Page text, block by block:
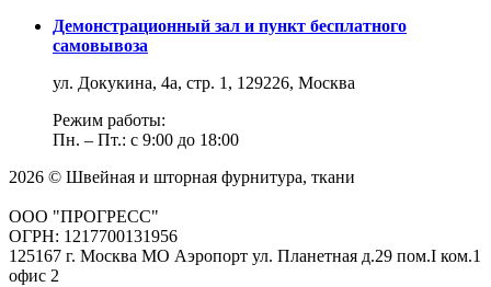
Демонстрационный зал и пункт бесплатного
самовывоза
ул. Докукина, 4а, стр. 1, 129226, Москва
Режим работы:
Пн. – Пт.: с 9:00 до 18:00
2026 © Швейная и шторная фурнитура, ткани
ООО "ПРОГРЕСС"
ОГРН: 1217700131956
125167 г. Москва МО Аэропорт ул. Планетная д.29 пом.I ком.1
офис 2